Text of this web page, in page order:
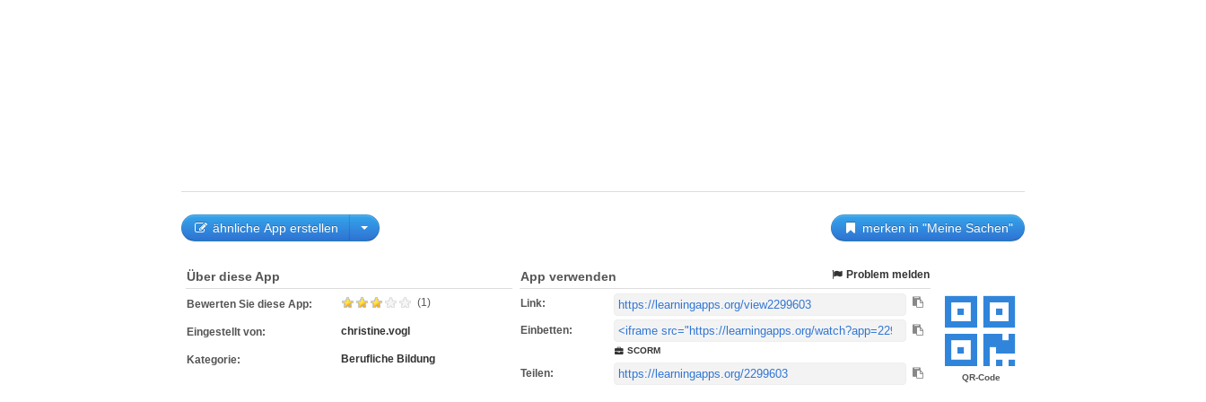
ähnliche App erstellen merken in "Meine Sachen"
QR-Code
Über diese App
Bewerten Sie diese App: (1)
Eingestellt von: christine.vogl
Kategorie: Berufliche Bildung
App verwenden Problem melden
Link:
Einbetten:
SCORM
Teilen: